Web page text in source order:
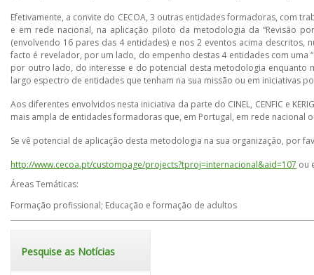
Efetivamente, a convite do CECOA, 3 outras entidades formadoras, com
e em rede nacional, na aplicação piloto da metodologia da “Revisão
(envolvendo 16 pares das 4 entidades) e nos 2 eventos acima
facto é revelador, por um lado, do empenho destas 4 entidades com uma
por outro lado, do interesse e do potencial desta metodologia enquanto
largo espectro de entidades que tenham na sua missão ou em iniciativas
Aos diferentes envolvidos nesta iniciativa da parte do CINEL, CENFIC e
mais ampla de entidades formadoras que, em Portugal, em rede nacional
Se vê potencial de aplicação desta metodologia na sua organização, por
http://www.cecoa.pt/custompage/projects?tproj=internacional&aid=107 ou
Áreas Temáticas:
Formação profissional; Educação e formação de adultos
Pesquise as Notícias